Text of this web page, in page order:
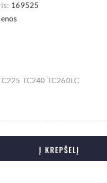
169525
TC240 TC260LC
Į KREPŠELĮ